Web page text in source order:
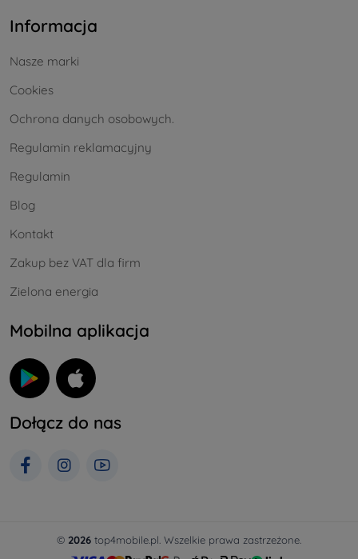
Informacja
Nasze marki
Cookies
Ochrona danych osobowych.
Regulamin reklamacyjny
Regulamin
Blog
Kontakt
Zakup bez VAT dla firm
Zielona energia
Mobilna aplikacja
Dołącz do nas
© 2026 top4mobile.pl. Wszelkie prawa zastrzeżone.